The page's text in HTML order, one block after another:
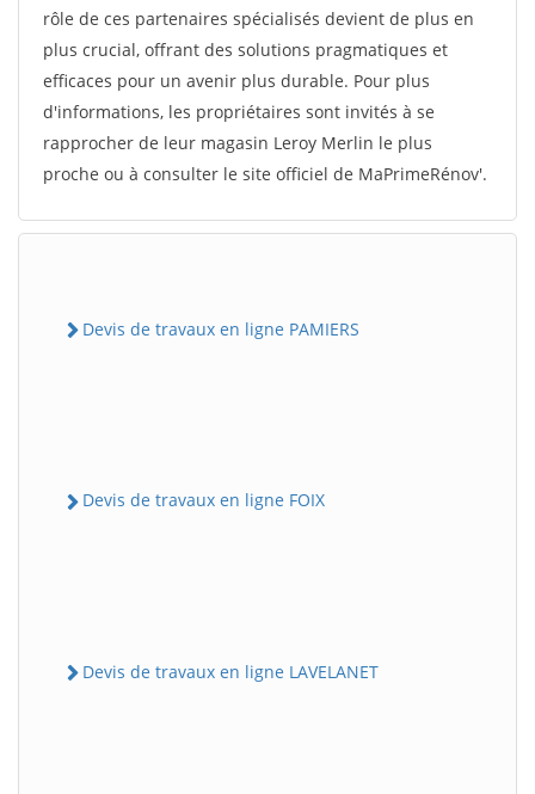
rôle de ces partenaires spécialisés devient de plus en
plus crucial, offrant des solutions pragmatiques et
efficaces pour un avenir plus durable. Pour plus
d'informations, les propriétaires sont invités à se
rapprocher de leur magasin Leroy Merlin le plus
proche ou à consulter le site officiel de MaPrimeRénov'.
Devis de travaux en ligne PAMIERS
Devis de travaux en ligne FOIX
Devis de travaux en ligne LAVELANET